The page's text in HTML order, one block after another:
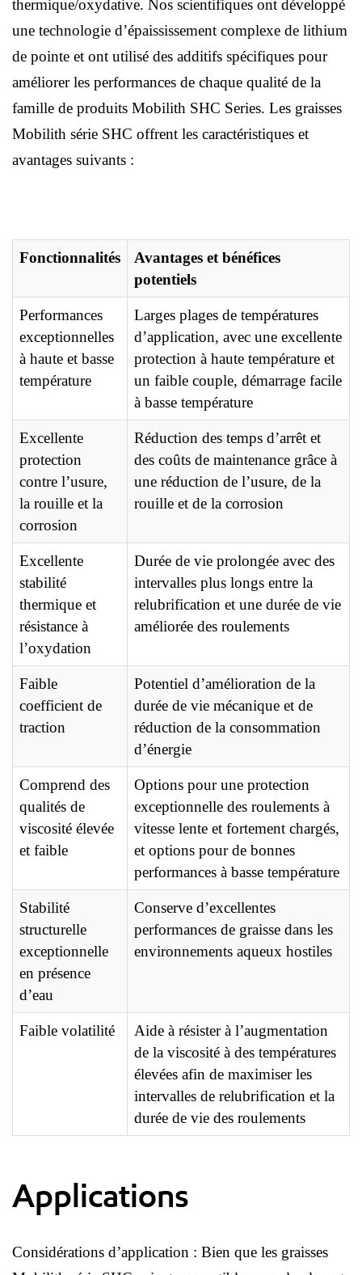
thermique/oxydative. Nos scientifiques ont développé
une technologie d’épaississement complexe de lithium
de pointe et ont utilisé des additifs spécifiques pour
améliorer les performances de chaque qualité de la
famille de produits Mobilith SHC Series. Les graisses
Mobilith série SHC offrent les caractéristiques et
avantages suivants :
Fonctionnalités
Avantages et bénéfices
potentiels
Performances
exceptionnelles
à haute et basse
température
Larges plages de températures
d’application, avec une excellente
protection à haute température et
un faible couple, démarrage facile
à basse température
Excellente
protection
contre l’usure,
la rouille et la
corrosion
Réduction des temps d’arrêt et
des coûts de maintenance grâce à
une réduction de l’usure, de la
rouille et de la corrosion
Excellente
stabilité
thermique et
résistance à
l’oxydation
Durée de vie prolongée avec des
intervalles plus longs entre la
relubrification et une durée de vie
améliorée des roulements
Faible
coefficient de
traction
Potentiel d’amélioration de la
durée de vie mécanique et de
réduction de la consommation
d’énergie
Comprend des
qualités de
viscosité élevée
et faible
Options pour une protection
exceptionnelle des roulements à
vitesse lente et fortement chargés,
et options pour de bonnes
performances à basse température
Stabilité
structurelle
exceptionnelle
en présence
d’eau
Conserve d’excellentes
performances de graisse dans les
environnements aqueux hostiles
Faible volatilité
Aide à résister à l’augmentation
de la viscosité à des températures
élevées afin de maximiser les
intervalles de relubrification et la
durée de vie des roulements
Applications
Considérations d’application : Bien que les graisses